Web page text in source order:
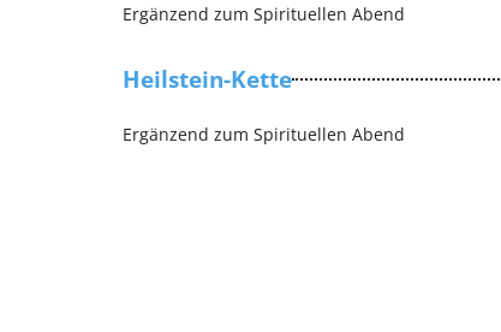
Ergänzend zum Spirituellen Abend
Heilstein-Kette
Ergänzend zum Spirituellen Abend